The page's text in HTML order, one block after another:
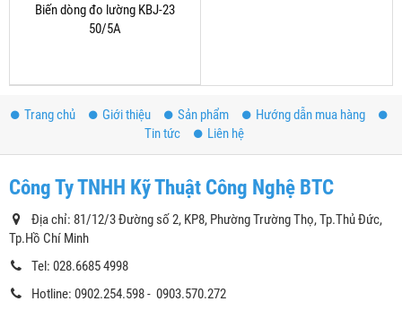
Biến dòng đo lường KBJ-23
50/5A
Trang chủ Giới thiệu Sản phẩm
Hướng dẫn mua hàng
Tin tức
Liên hệ
Công Ty TNHH Kỹ Thuật Công Nghệ BTC
Địa chỉ: 81/12/3 Đường số 2, KP8, Phường Trường Thọ, Tp.Thủ Đức,
Tp.Hồ Chí Minh
Tel: 028.6685 4998
Hotline: 0902.254.598 - 0903.570.272